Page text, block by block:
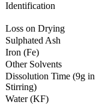
Identification
Loss on Drying
Sulphated Ash
Iron (Fe)
Other Solvents
Dissolution Time (9g
Stirring)
Water (KF)